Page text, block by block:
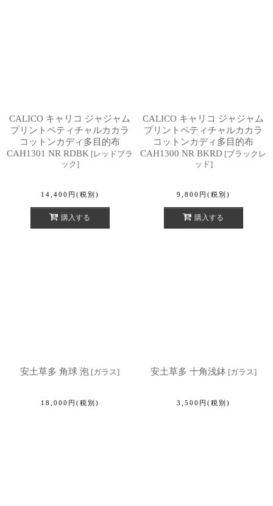
CALICO キャリコ ジャジャム
プリントペティチャルカカラ
コットンカディ多目的布
CAH1301 NR RDBK [レッドブラ
ック]
14,400 円 (税別)
購入する
CALICO キャリコ ジャジャム
プリントペティチャルカカラ
コットンカディ多目的布
CAH1300 NR BKRD [ブラックレ
ッド]
9,800 円 (税別)
購入する
安土草多 角球 泡 [ガラス]
18,000 円 (税別)
安土草多 十角浅鉢 [ガラス]
3,500 円 (税別)